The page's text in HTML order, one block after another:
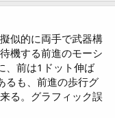
似的に両手で武器構
機する前進のモーシ
、前は1ドット伸ば
るも、前進の歩行グ
る。グラフィック誤